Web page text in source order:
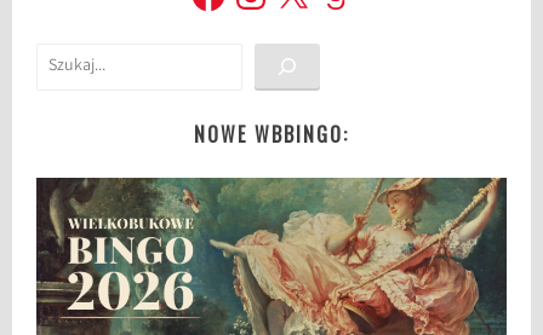
Szukaj
NOWE WBBINGO: